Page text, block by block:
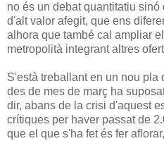
no és un debat quantitatiu
d'alt valor afegit, que ens
alhora que també cal ampliar
metropolità integrant altres
S'està treballant en un nou pla
des de mes de març ha
dir, abans de la crisi d'aquest
crítiques per haver passat de
que el que s'ha fet és fer